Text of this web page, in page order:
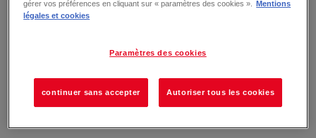
gérer vos préférences en cliquant sur « paramètres des cookies ».
Mentions
légales et cookies
Paramètres des cookies
continuer sans accepter Autoriser tous les cookies